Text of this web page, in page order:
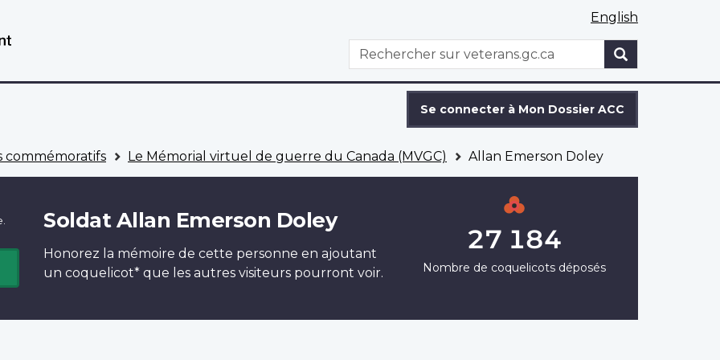
English
WxT
Search
Rechercher
Se connecter à Mon Dossier ACC
commémoratifs Le Mémorial virtuel de guerre du Canada (MVGC) Allan Emerson Doley
Soldat Allan Emerson Doley
Honorez la mémoire de cette personne en ajoutant
un coquelicot* que les autres visiteurs pourront voir.
27 184
Nombre de coquelicots déposés